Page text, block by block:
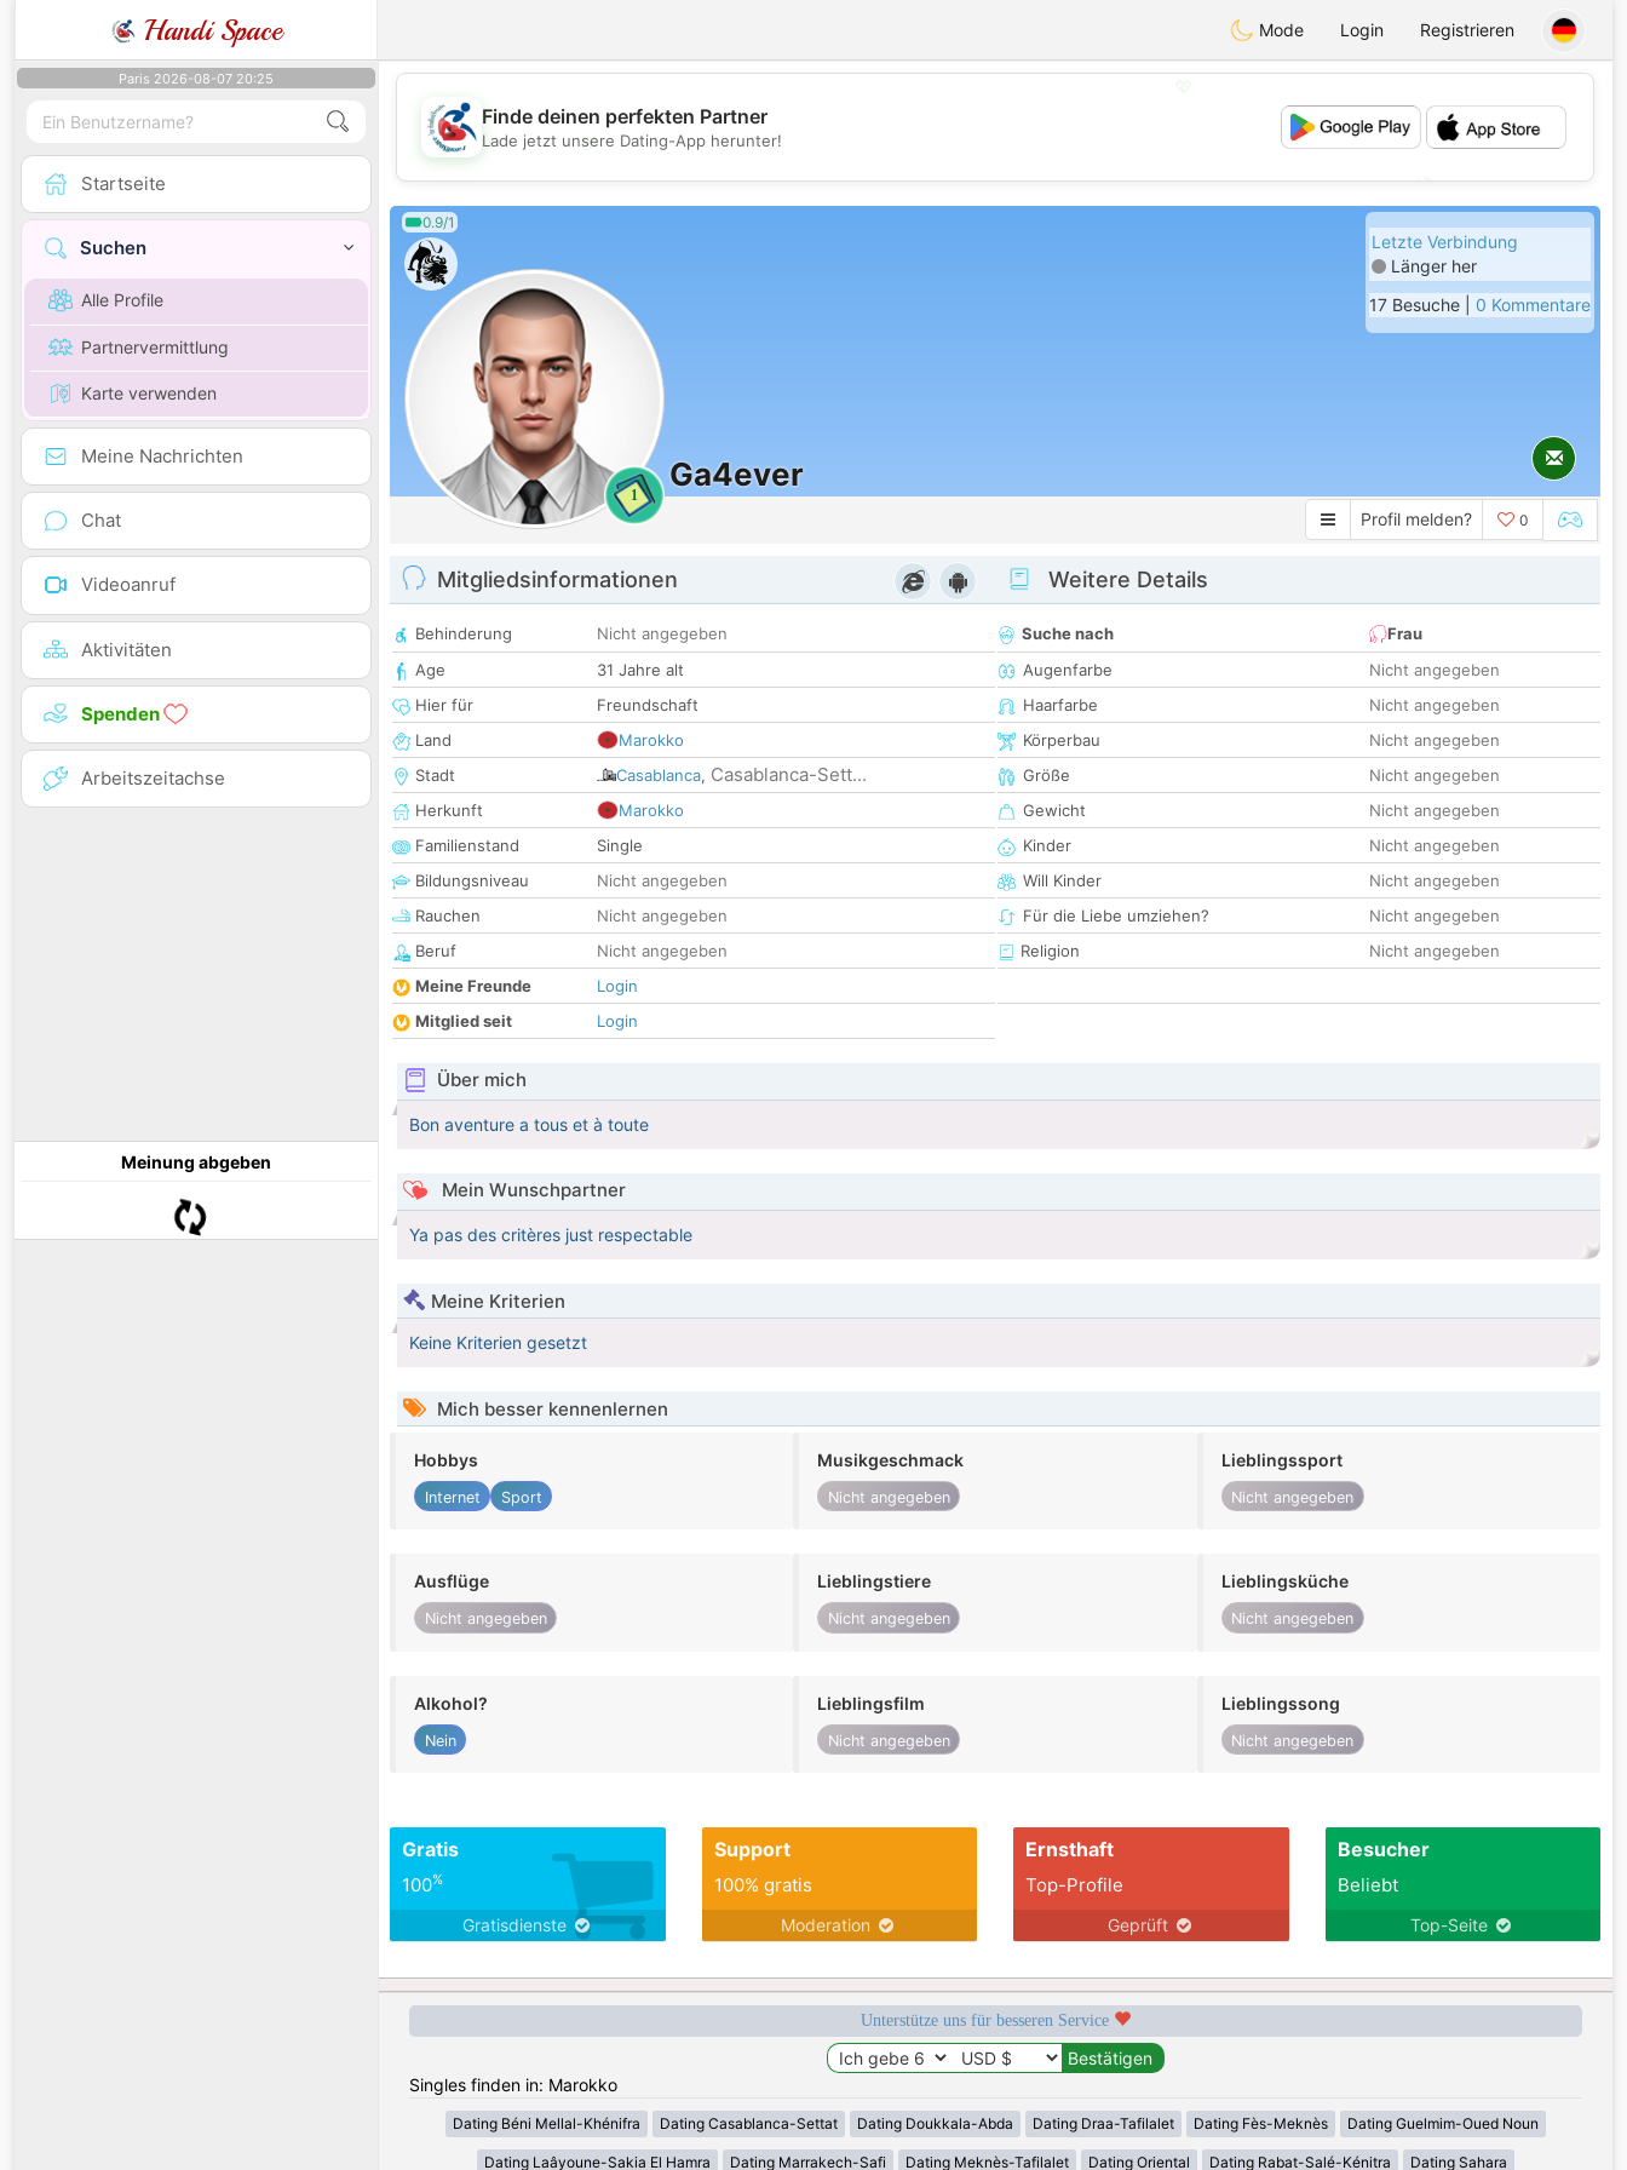
Handi Space Mode Login Registrieren
Paris 2026-08-07 20:25
Startseite
Suchen
Alle Profile
Partnervermittlung
Karte verwenden
Meine Nachrichten
Chat
Videoanruf
Aktivitäten
Spenden
Arbeitszeitachse
Meinung abgeben
💖
Finde deinen perfekten Partner
Lade jetzt unsere Dating-App herunter!
0.9/1
1
Ga4ever
Letzte Verbindung
Länger her
17 Besuche | 0 Kommentare
Profil melden? 0
Mitgliedsinformationen
Behinderung
Nicht angegeben
Age
31 Jahre alt
Hier für
Freundschaft
Land
Marokko
Stadt
Casablanca, Casablanca-Sett...
Herkunft
Marokko
Familienstand
Single
Bildungsniveau
Nicht angegeben
Rauchen
Nicht angegeben
Beruf
Nicht angegeben
Meine Freunde
Login
Mitglied seit
Login
Weitere Details
Suche nach
Frau
Augenfarbe
Nicht angegeben
Haarfarbe
Nicht angegeben
Körperbau
Nicht angegeben
Größe
Nicht angegeben
Gewicht
Nicht angegeben
Kinder
Nicht angegeben
Will Kinder
Nicht angegeben
Für die Liebe umziehen?
Nicht angegeben
Religion
Nicht angegeben
Über mich
Bon aventure a tous et à toute
Mein Wunschpartner
Ya pas des critères just respectable
Meine Kriterien
Keine Kriterien gesetzt
Mich besser kennenlernen
Hobbys
Internet Sport
Musikgeschmack
Nicht angegeben
Lieblingssport
Nicht angegeben
Ausflüge
Nicht angegeben
Lieblingstiere
Nicht angegeben
Lieblingsküche
Nicht angegeben
Alkohol?
Nein
Lieblingsfilm
Nicht angegeben
Lieblingssong
Nicht angegeben
Gratis
100%
Gratisdienste
Support
100% gratis
Moderation
Ernsthaft
Top-Profile
Geprüft
Besucher
Beliebt
Top-Seite
Unterstütze uns für besseren Service
Singles finden in: Marokko
Dating Béni Mellal-Khénifra Dating Casablanca-Settat Dating Doukkala-Abda Dating Draa-Tafilalet Dating Fès-Meknès Dating Guelmim-Oued Noun
Dating Laâyoune-Sakia El Hamra Dating Marrakech-Safi Dating Meknès-Tafilalet Dating Oriental Dating Rabat-Salé-Kénitra Dating Sahara